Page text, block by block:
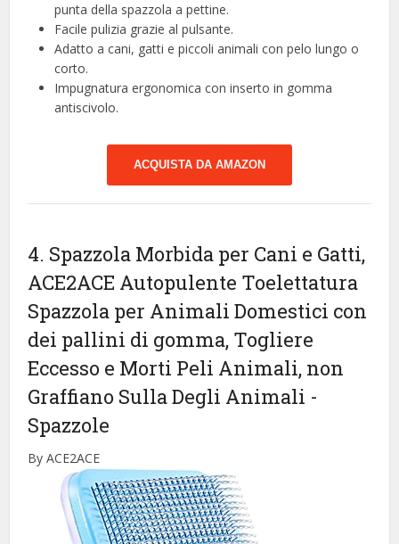
punta della spazzola a pettine.
Facile pulizia grazie al pulsante.
Adatto a cani, gatti e piccoli animali con pelo lungo o
corto.
Impugnatura ergonomica con inserto in gomma
antiscivolo.
ACQUISTA DA AMAZON
4. Spazzola Morbida per Cani e Gatti,
ACE2ACE Autopulente Toelettatura
Spazzola per Animali Domestici con
dei pallini di gomma, Togliere
Eccesso e Morti Peli Animali, non
Graffiano Sulla Degli Animali -
Spazzole
By ACE2ACE